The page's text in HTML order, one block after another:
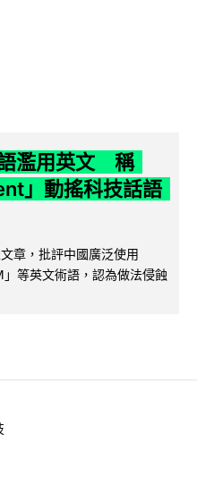
濫用英文 稱
」動搖科技話語
章，批評中國廣泛使用
等英文術語，認為做法侵蝕